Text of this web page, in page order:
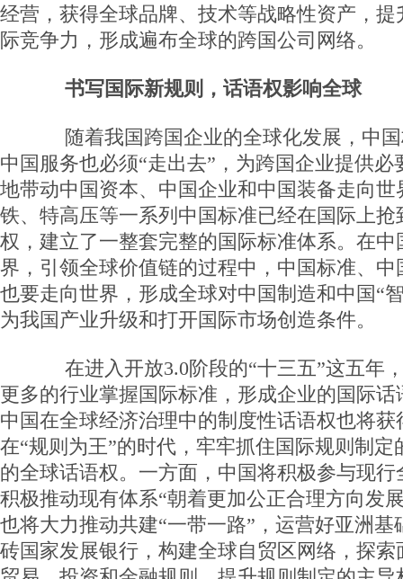
经营，获得全球品牌、技术等战略性资产，
际竞争力，形成遍布全球的跨国公司网络。
书写国际新规则，话语权影响全球
随着我国跨国企业的全球化发展，中国
中国服务也必须“走出去”，为跨国企业提供
地带动中国资本、中国企业和中国装备走向
铁、特高压等一系列中国标准已经在国际上
权，建立了一整套完整的国际标准体系。在
界，引领全球价值链的过程中，中国标准、
也要走向世界，形成全球对中国制造和中国“
为我国产业升级和打开国际市场创造条件。
在进入开放3.0阶段的“十三五”这五年
更多的行业掌握国际标准，形成企业的国际
中国在全球经济治理中的制度性话语权也将
在“规则为王”的时代，牢牢抓住国际规则制
的全球话语权。一方面，中国将积极参与现
积极推动现有体系“朝着更加公正合理方向发
也将大力推动共建“一带一路”，运营好亚洲
砖国家发展银行，构建全球自贸区网络，探